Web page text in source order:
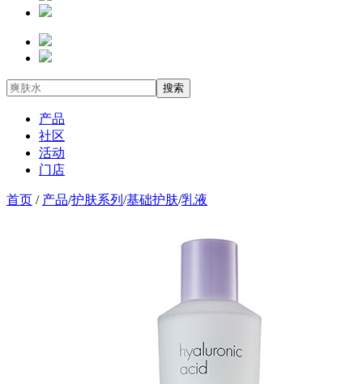
搜索
产品
社区
活动
门店
首页 / 产品/护肤系列 /基础护肤/乳液